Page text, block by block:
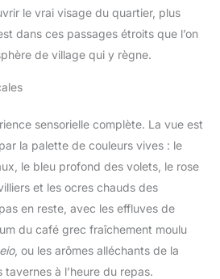
le vrai visage du quartier, plus
dans ces passages étroits que l’on
de village qui y règne.
sensorielle complète. La vue est
la palette de couleurs vives : le
le bleu profond des volets, le rose
et les ocres chauds des
en reste, avec les effluves de
du café grec fraîchement moulu
, ou les arômes alléchants de la
à l’heure du repas.